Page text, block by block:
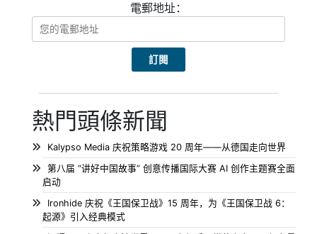
電郵地址：
熱門頭條新聞
Kalypso Media 庆祝策略游戏 20 周年——从德国走向世界
第八届 “讲好中国故事” 创意传播国际大赛 AI 创作主题赛全面
启动
Ironhide 庆祝《王国保卫战》15 周年，为《王国保卫战 6：
起源》引入经典模式